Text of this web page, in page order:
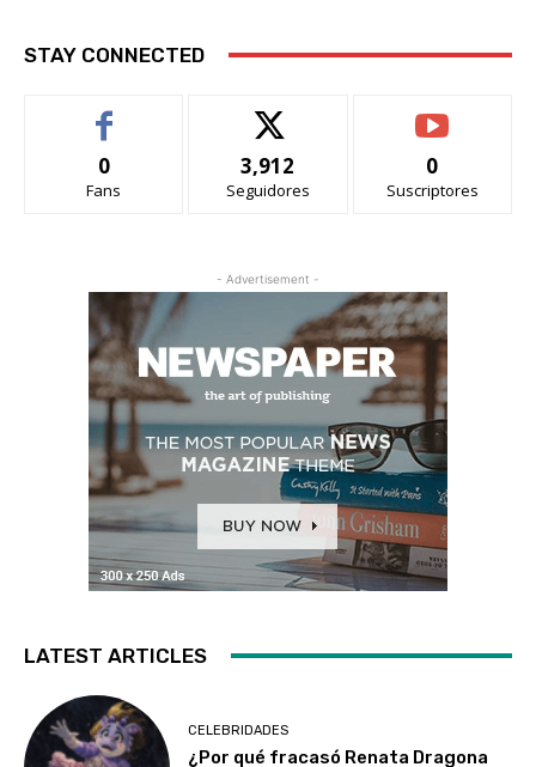
STAY CONNECTED
0
Fans
3,912
Seguidores
0
Suscriptores
- Advertisement -
LATEST ARTICLES
CELEBRIDADES
¿Por qué fracasó Renata Dragona